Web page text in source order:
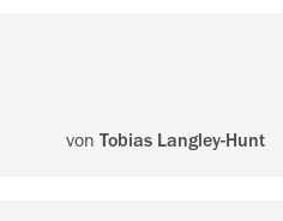
von Tobias Langley-Hunt